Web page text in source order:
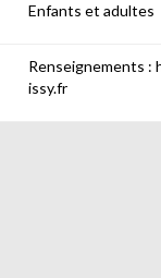
Enfants et adultes
Renseignements :
issy.fr